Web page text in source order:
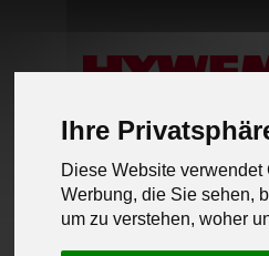
Ihre
Diese Website
Werbung, die Sie sehen,
um zu verstehen, woher
PRODUKTLINIEN